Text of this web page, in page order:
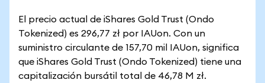
El precio actual de iShares Gold Trust (Ondo
Tokenized) es 296,77 zł por IAUon. Con un
suministro circulante de 157,70 mil IAUon, significa
que iShares Gold Trust (Ondo Tokenized) tiene una
capitalización bursátil total de 46,78 M zł.